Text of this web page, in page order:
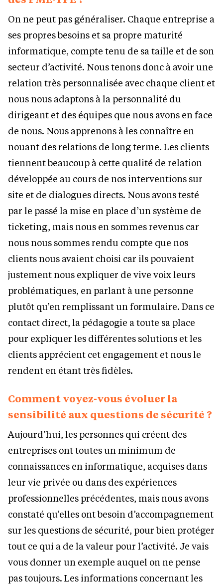
On ne peut pas généraliser. Chaque entreprise a
ses propres besoins et sa propre maturité
informatique, compte tenu de sa taille et de son
secteur d’activité. Nous tenons donc à avoir une
relation très personnalisée avec chaque client et
nous nous adaptons à la personnalité du
dirigeant et des équipes que nous avons en face
de nous. Nous apprenons à les connaître en
nouant des relations de long terme. Les clients
tiennent beaucoup à cette qualité de relation
développée au cours de nos interventions sur
site et de dialogues directs. Nous avons testé
par le passé la mise en place d’un système de
ticketing, mais nous en sommes revenus car
nous nous sommes rendu compte que nos
clients nous avaient choisi car ils pouvaient
justement nous expliquer de vive voix leurs
problématiques, en parlant à une personne
plutôt qu’en remplissant un formulaire. Dans ce
contact direct, la pédagogie a toute sa place
pour expliquer les différentes solutions et les
clients apprécient cet engagement et nous le
rendent en étant très fidèles.
Comment voyez-vous évoluer la
sensibilité aux questions de sécurité ?
Aujourd’hui, les personnes qui créent des
entreprises ont toutes un minimum de
connaissances en informatique, acquises dans
leur vie privée ou dans des expériences
professionnelles précédentes, mais nous avons
constaté qu’elles ont besoin d’accompagnement
sur les questions de sécurité, pour bien protéger
tout ce qui a de la valeur pour l’activité. Je vais
vous donner un exemple auquel on ne pense
pas toujours. Les informations concernant les